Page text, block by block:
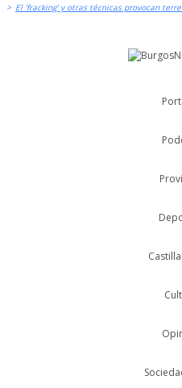
> El 'fracking' y otras técnicas provocan